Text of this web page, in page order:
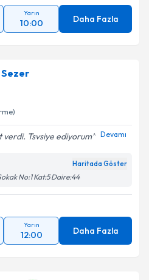
Yarın
10:00 Daha Fazla
verdi. Tsvsiye ediyorum Devamı
Haritada Göster
No:1 Kat:5 Daire:44
Yarın
12:00 Daha Fazla